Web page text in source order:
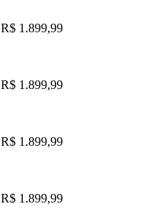
R$ 1.899,99
R$ 1.899,99
R$ 1.899,99
R$ 1.899,99